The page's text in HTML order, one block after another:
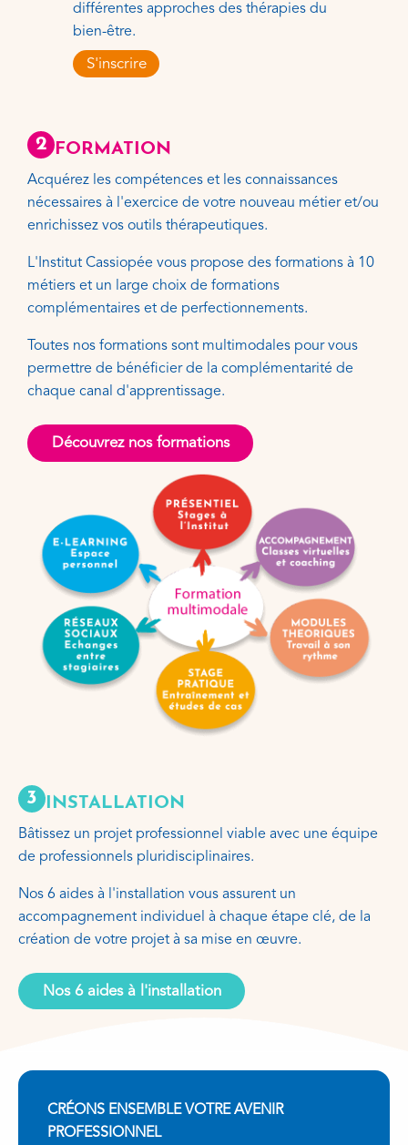
différentes approches des thérapies du
bien-être.
S'inscrire
2 FORMATION
Acquérez les compétences et les connaissances
nécessaires à l'exercice de votre nouveau métier et/ou
enrichissez vos outils thérapeutiques.
L'Institut Cassiopée vous propose des formations à 10
métiers et un large choix de formations
complémentaires et de perfectionnements.
Toutes nos formations sont multimodales pour vous
permettre de bénéficier de la complémentarité de
chaque canal d'apprentissage.
Découvrez nos formations
3 INSTALLATION
Bâtissez un projet professionnel viable avec une équipe
de professionnels pluridisciplinaires.
Nos 6 aides à l'installation vous assurent un
accompagnement individuel à chaque étape clé, de la
création de votre projet à sa mise en œuvre.
Nos 6 aides à l'installation
CRÉONS ENSEMBLE VOTRE AVENIR
PROFESSIONNEL